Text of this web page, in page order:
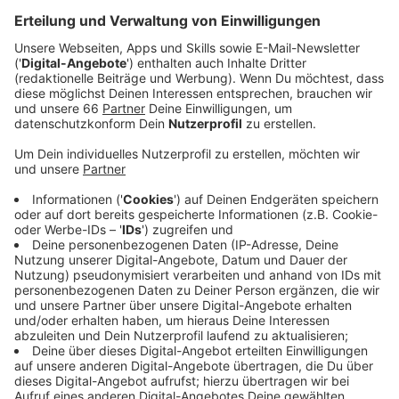
Anzeige
Der Gegner für Deutschland am Samstag ist
Dänemark. Die Fans hier in Düsseldorf ziehen bis jetzt
ein positives Fazit: